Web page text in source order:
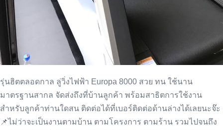
รุ่นฮิตตลอดกาล ลู่วิ่งไฟฟ้า Europa 8000 สวย​ ทน​ ใช้นาน​
มาตรฐาน​สากล​ จัดส่งถึงที่บ้านลูกค้า พร้อมสาธิตการใช้งาน
สำหรับลูกค้าท่านใดสน ติดต่อได้ที่เบอร์ติดต่อด้านล่างได้เลยนะจ๊ะ
📌ไม่ว่าจะเป็นงานตามบ้าน ตามโครงการ ตามร้าน รวมไปจนถึง